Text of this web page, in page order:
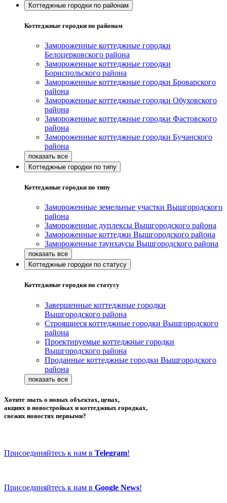
Коттеджные городки по районам
Коттеджные городки по районам
Замороженные коттеджные городки
Белоцерковского района
Замороженные коттеджные городки
Бориспольского района
Замороженные коттеджные городки Броварского
района
Замороженные коттеджные городки Обуховского
района
Замороженные коттеджные городки Фастовского
района
Замороженные коттеджные городки Бучанского
района
Коттеджные городки по типу
Коттеджные городки по типу
Замороженные земельные участки Вышгородского
района
Замороженные дуплексы Вышгородского района
Замороженные коттеджи Вышгородского района
Замороженные таунхаусы Вышгородского района
Коттеджные городки по статусу
Коттеджные городки по статусу
Завершенные коттеджные городки
Вышгородского района
Строящиеся коттеджные городки Вышгородского
района
Проектируемые коттеджные городки
Вышгородского района
Проданные коттеджные городки Вышгородского
района
Хотите знать о новых объектах, ценах,
акциях в новостройках и коттеджных городках,
свежих новостях первыми?
Присоединяйтесь к нам в Telegram!
Присоединяйтесь к нам в Google News!